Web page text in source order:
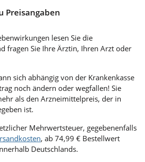
Preisangaben
lesen Sie die
fragen Sie Ihre Ärztin, Ihren Arzt oder
sich abhängig von der Krankenkasse
noch ändern oder wegfallen! Sie
als den Arzneimittelpreis, der in
ist.
Mehrwertsteuer, gegebenenfalls
, ab 74,99 € Bestellwert
Deutschlands.